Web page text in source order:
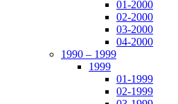
01-2000
02-2000
03-2000
04-2000
1990 – 1999
1999
01-1999
02-1999